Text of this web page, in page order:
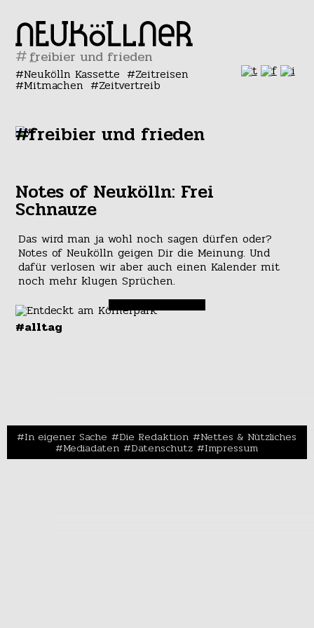
#
Neukölln Kassette Zeitreisen
Mitmachen Zeitvertreib
#freibier und frieden
Notes of Neukölln: Frei
Schnauze
Das wird man ja wohl noch sagen dürfen oder?
Notes of Neukölln geigen Dir die Meinung. Und
dafür verlosen wir aber auch einen Kalender mit
noch mehr klugen Sprüchen.
#alltag
In eigener Sache Die Redaktion Nettes & Nützliches
Mediadaten Datenschutz Impressum